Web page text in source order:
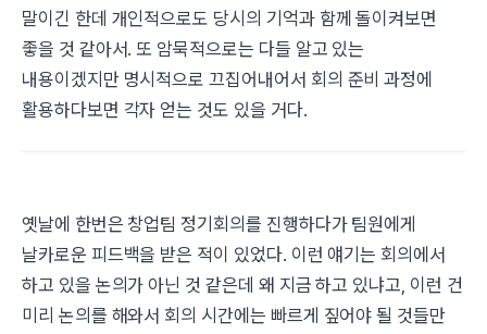
말이긴 한데 개인적으로도 당시의 기억과 함께 돌이켜보면
좋을 것 같아서. 또 암묵적으로는 다들 알고 있는
내용이겠지만 명시적으로 끄집어내어서 회의 준비 과정에
활용하다보면 각자 얻는 것도 있을 거다.
옛날에 한번은 창업팀 정기회의를 진행하다가 팀원에게
날카로운 피드백을 받은 적이 있었다. 이런 얘기는 회의에서
하고 있을 논의가 아닌 것 같은데 왜 지금 하고 있냐고, 이런 건
미리 논의를 해와서 회의 시간에는 빠르게 짚어야 될 것들만